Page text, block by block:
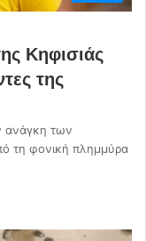
Κηφισιάς
της
ανάγκη των
τη φονική πλημμύρα